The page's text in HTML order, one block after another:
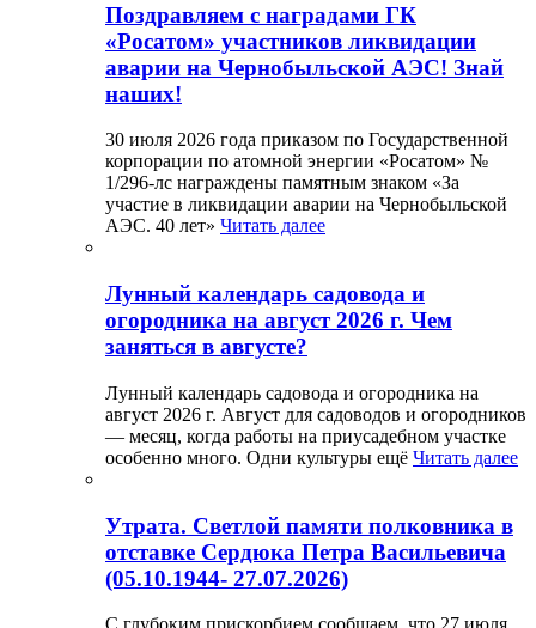
Поздравляем с наградами ГК
«Росатом» участников ликвидации
аварии на Чернобыльской АЭС! Знай
наших!
30 июля 2026 года приказом по Государственной
корпорации по атомной энергии «Росатом» №
1/296-лс награждены памятным знаком «За
участие в ликвидации аварии на Чернобыльской
АЭС. 40 лет» Читать далее
Лунный календарь садовода и
огородника на август 2026 г. Чем
заняться в августе?
Лунный календарь садовода и огородника на
август 2026 г. Август для садоводов и огородников
— месяц, когда работы на приусадебном участке
особенно много. Одни культуры ещё Читать далее
Утрата. Светлой памяти полковника в
отставке Сердюка Петра Васильевича
(05.10.1944- 27.07.2026)